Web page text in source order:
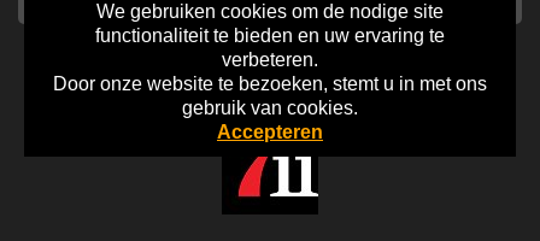
We gebruiken cookies om de nodige site
functionaliteit te bieden en uw ervaring te
verbeteren.
Door onze website te bezoeken, stemt u in met ons
gebruik van cookies.
Accepteren
Home Disclaimer Gok Info